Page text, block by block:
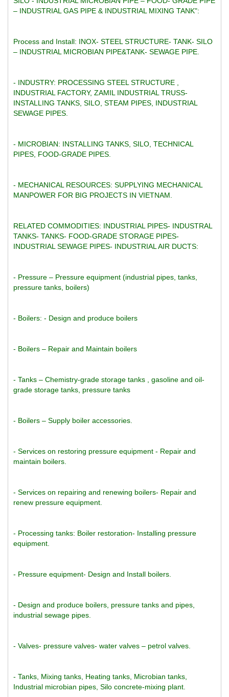
– INDUSTRIAL GAS PIPE & INDUSTRIAL MIXING TANK":
Process and Install: INOX- STEEL STRUCTURE- TANK- SILO
– INDUSTRIAL MICROBIAN PIPE&TANK- SEWAGE PIPE.
- INDUSTRY: PROCESSING STEEL STRUCTURE ,
INDUSTRIAL FACTORY, ZAMIL INDUSTRIAL TRUSS-
INSTALLING TANKS, SILO, STEAM PIPES, INDUSTRIAL
SEWAGE PIPES.
- MICROBIAN: INSTALLING TANKS, SILO, TECHNICAL
PIPES, FOOD-GRADE PIPES.
- MECHANICAL RESOURCES: SUPPLYING MECHANICAL
MANPOWER FOR BIG PROJECTS IN VIETNAM.
RELATED COMMODITIES: INDUSTRIAL PIPES- INDUSTRAL
TANKS- TANKS- FOOD-GRADE STORAGE PIPES-
INDUSTRIAL SEWAGE PIPES- INDUSTRIAL AIR DUCTS:
- Pressure – Pressure equipment (industrial pipes, tanks,
pressure tanks, boilers)
- Boilers: - Design and produce boilers
- Boilers – Repair and Maintain boilers
- Tanks – Chemistry-grade storage tanks , gasoline and oil-
grade storage tanks, pressure tanks
- Boilers – Supply boiler accessories.
- Services on restoring pressure equipment - Repair and
maintain boilers.
- Services on repairing and renewing boilers- Repair and
renew pressure equipment.
- Processing tanks: Boiler restoration- Installing pressure
equipment.
- Pressure equipment- Design and Install boilers.
- Design and produce boilers, pressure tanks and pipes,
industrial sewage pipes.
- Valves- pressure valves- water valves – petrol valves.
- Tanks, Mixing tanks, Heating tanks, Microbian tanks,
Industrial microbian pipes, Silo concrete-mixing plant.